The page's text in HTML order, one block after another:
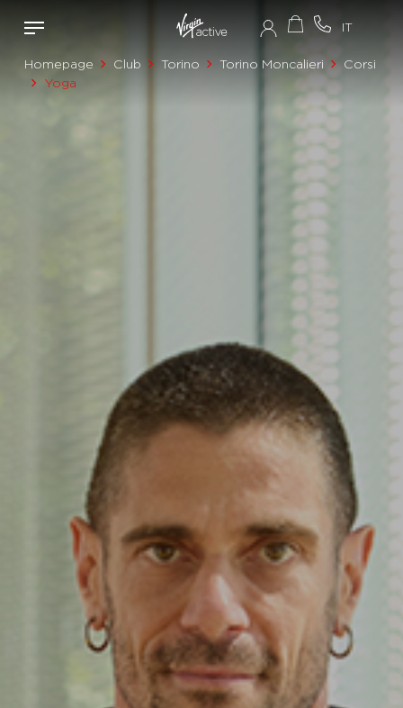
Homepage Club Torino Torino Moncalieri
Corsi
Yoga